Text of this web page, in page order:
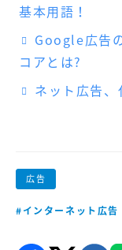
広告
#インターネット広告
基本用語！
Google広告
コアとは?
ネット広告